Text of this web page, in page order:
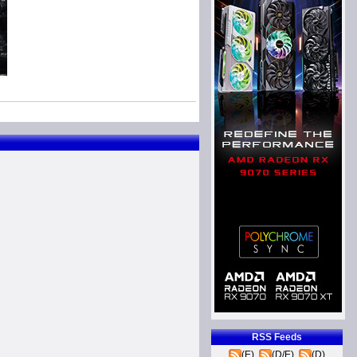
RSS Feeds
(E)
(D/E) (D)